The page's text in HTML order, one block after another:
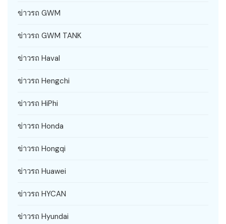
ข่าวรถ GWM
ข่าวรถ GWM TANK
ข่าวรถ Haval
ข่าวรถ Hengchi
ข่าวรถ HiPhi
ข่าวรถ Honda
ข่าวรถ Hongqi
ข่าวรถ Huawei
ข่าวรถ HYCAN
ข่าวรถ Hyundai